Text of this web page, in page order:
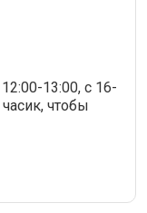
13:00, с 16-
чтобы